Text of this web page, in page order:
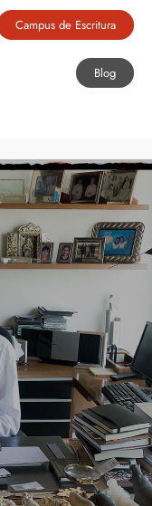
Campus de Escritura
Blog